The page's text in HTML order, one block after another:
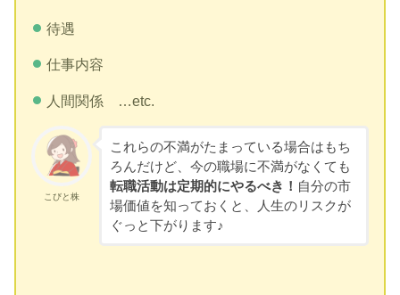
待遇
仕事内容
人間関係 …etc.
こびと株
これらの不満がたまっている場合はもち
ろんだけど、今の職場に不満がなくても
転職活動は定期的にやるべき！ 自分の市
場価値を知っておくと、人生のリスクが
ぐっと下がります♪